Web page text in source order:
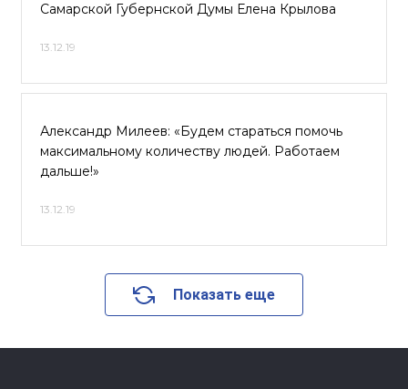
Самарской Губернской Думы Елена Крылова
13.12.19
Александр Милеев: «Будем стараться помочь
максимальному количеству людей. Работаем
дальше!»
13.12.19
Показать еще